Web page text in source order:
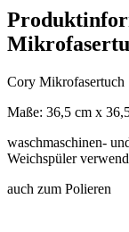
Cory Mikrofasertuch
Maße: 36,5 cm x
waschmaschinen-
Weichspüler
auch zum Polieren